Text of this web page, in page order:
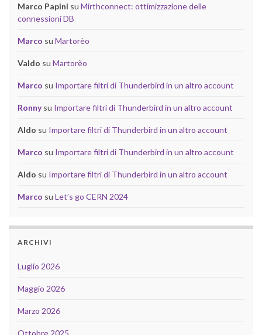
Marco Papini su Mirthconnect: ottimizzazione delle
connessioni DB
Marco su Martorèo
Valdo su Martorèo
Marco su Importare filtri di Thunderbird in un altro account
Ronnysu Importare filtri di Thunderbird in un altro account
Aldo su Importare filtri di Thunderbird in un altro account
Marco su Importare filtri di Thunderbird in un altro account
Aldo su Importare filtri di Thunderbird in un altro account
Marco su Let’s go CERN 2024
ARCHIVI
Luglio 2026
Maggio 2026
Marzo 2026